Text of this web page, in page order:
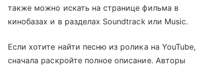
также можно искать на странице фильма в
кинобазах и в разделах Soundtrack или Music.
Если хотите найти песню из ролика на YouTube,
сначала раскройте полное описание. Авторы